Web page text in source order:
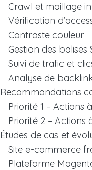
Crawl et maillage
Vérification
Contraste couleur
Gestion des balises
Suivi de trafic et
Analyse de
Recommandations
Priorité 1 –
Priorité 2 –
Études de cas et
Site e-commerce
Plateforme